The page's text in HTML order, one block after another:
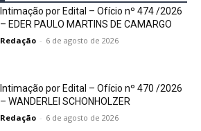
Intimação por Edital – Ofício nº 474 /2026
– EDER PAULO MARTINS DE CAMARGO
Redação - 6 de agosto de 2026
Intimação por Edital – Ofício nº 470 /2026
– WANDERLEI SCHONHOLZER
Redação - 6 de agosto de 2026